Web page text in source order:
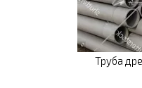
Труба